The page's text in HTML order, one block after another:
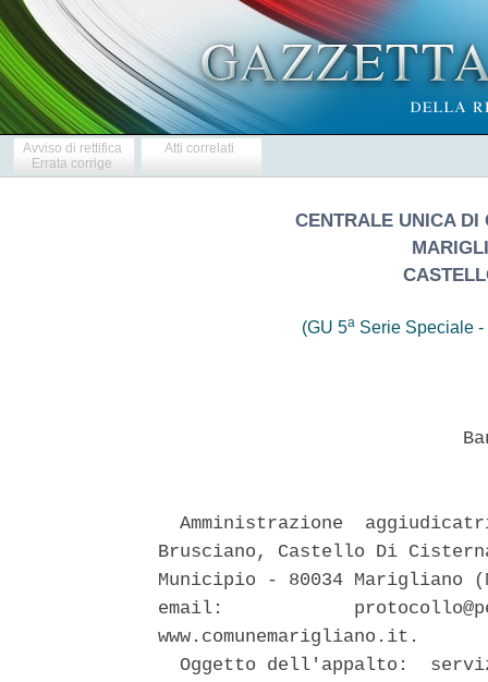
Avviso di rettifica
Errata corrige
Atti correlati
CENTRALE UNICA DI
(GU 5aSerie Speciale -
Amministrazione
Brusciano, Castello Di
Municipio - 80034 Marigliano
email:
www.comunemarigliano.it.
Oggetto dell'appalto: